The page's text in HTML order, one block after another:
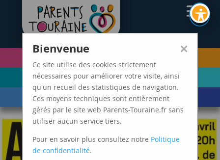
PETITE ENFANCE
(0-5 ANS)
ENFANCE
(6-11 ANS)
ADOLESCENCE ET
JEUNES ADULTES
LES ÉVÈNEMENTS
DE VIE MARDIS SPAGHETTI
×
Bienvenue
Ce site utilise des cookies strictement
nécessaires pour améliorer votre visite, ainsi
qu'un recueil des statistiques de navigation.
Ces moyens techniques sont entièrement
gérés par le site web Parents-Touraine.fr sans
utiliser aucun service tiers.
Pour en savoir plus consultez notre Politique
de confidentialité.